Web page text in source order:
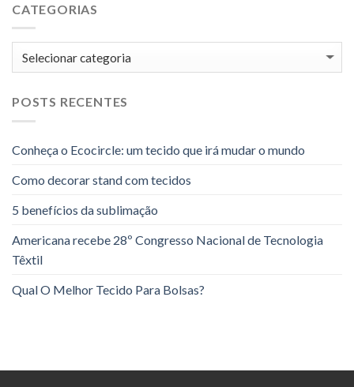
CATEGORIAS
Categorias
POSTS RECENTES
Conheça o Ecocircle: um tecido que irá mudar o mundo
Como decorar stand com tecidos
5 benefícios da sublimação
Americana recebe 28º Congresso Nacional de Tecnologia
Têxtil
Qual O Melhor Tecido Para Bolsas?